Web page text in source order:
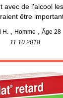
avec de l'alcool
être
H. Homme
Âge 28
11.10.2018